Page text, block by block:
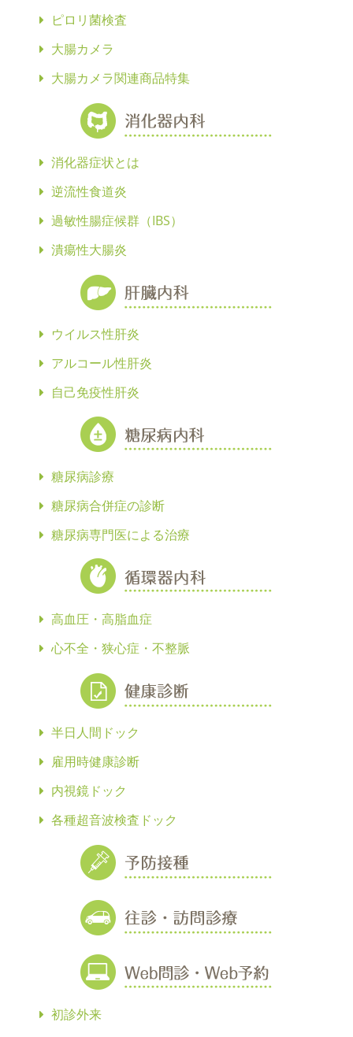
ピロリ菌検査
大腸カメラ
大腸カメラ関連商品特集
消化器症状とは
逆流性食道炎
過敏性腸症候群（IBS）
潰瘍性大腸炎
ウイルス性肝炎
アルコール性肝炎
自己免疫性肝炎
糖尿病診療
糖尿病合併症の診断
糖尿病専門医による治療
高血圧・高脂血症
心不全・狭心症・不整脈
半日人間ドック
雇用時健康診断
内視鏡ドック
各種超音波検査ドック
初診外来